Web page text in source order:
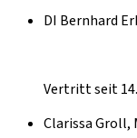
DI Bernhard
Vertritt seit
Clarissa Groll,